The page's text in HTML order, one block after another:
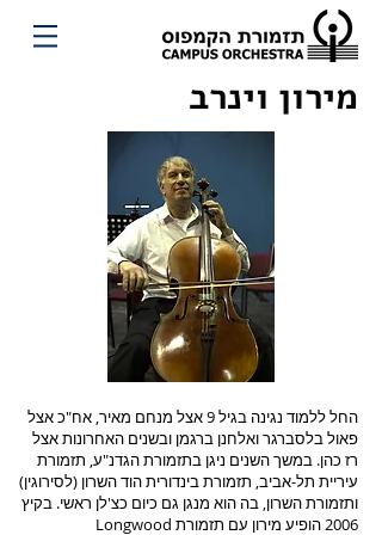
מירון וינרב
החל ללמוד נגינה בגיל 9 אצל מנחם מאיר, אח"כ אצל
פאול בלסברגר ואלחנן ברגמן ובשנים האחרונות אצל
רז כהן. במשך השנים ניגן בתזמורת הגדנ"ע, תזמורת
עיריית תל-אביב, תזמורת בינדורית הוד השרון (לסירוגין)
ותזמורת השרון, בה הוא מנגן גם כיום כצ'לן ראשי. בקיץ
2006 הופיע מירון עם תזמורת Longwood